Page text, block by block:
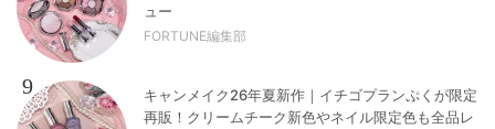
ュー
FORTUNE編集部
9
キャンメイク26年夏新作｜イチゴプランぷくが限定
再販！クリームチーク新色やネイル限定色も全品レ